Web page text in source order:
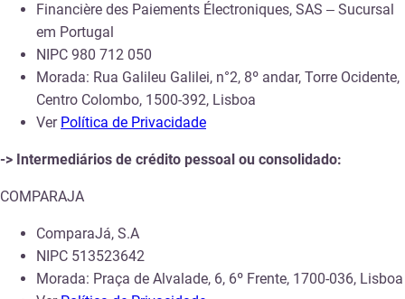
Financière des Paiements Électroniques, SAS – Sucursal
em Portugal
NIPC 980 712 050
Morada: Rua Galileu Galilei, n°2, 8º andar, Torre Ocidente,
Centro Colombo, 1500-392, Lisboa
Ver Política de Privacidade
-> Intermediários de crédito pessoal ou consolidado:
COMPARAJA
ComparaJá, S.A
NIPC 513523642
Morada: Praça de Alvalade, 6, 6º Frente, 1700-036, Lisboa